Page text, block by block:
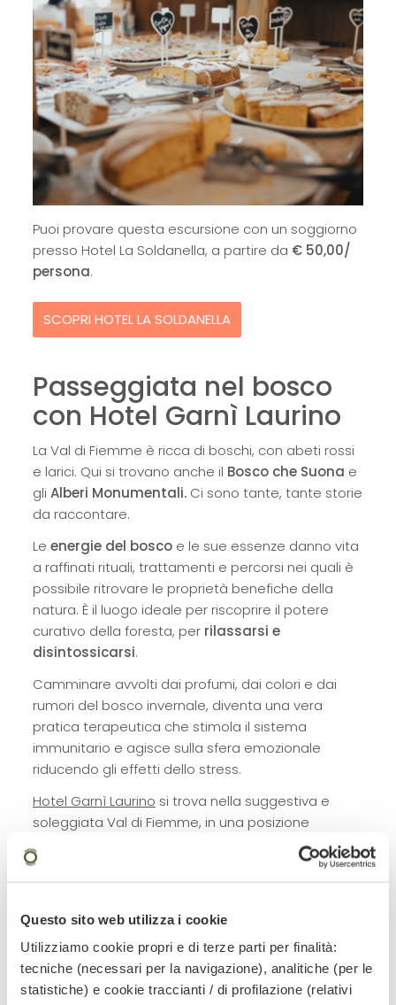
Questo sito web utilizza i cookie
Utilizziamo cookie propri e di terze parti per finalità:
tecniche (necessari per la navigazione), analitiche (per le
statistiche) e cookie traccianti / di profilazione (relativi
Puoi provare questa escursione con un soggiorno
presso Hotel La Soldanella, a partire da € 50,00/
persona.
SCOPRI HOTEL LA SOLDANELLA
Passeggiata nel bosco
con Hotel Garnì Laurino
La Val di Fiemme è ricca di boschi, con abeti rossi
e larici. Qui si trovano anche il Bosco che Suona e
gli Alberi Monumentali. Ci sono tante, tante storie
da raccontare.
Le energie del bosco e le sue essenze danno vita
a raffinati rituali, trattamenti e percorsi nei quali è
possibile ritrovare le proprietà benefiche della
natura. È il luogo ideale per riscoprire il potere
curativo della foresta, per rilassarsi e
disintossicarsi.
Camminare avvolti dai profumi, dai colori e dai
rumori del bosco invernale, diventa una vera
pratica terapeutica che stimola il sistema
immunitario e agisce sulla sfera emozionale
riducendo gli effetti dello stress.
Hotel Garnì Laurino si trova nella suggestiva e
soleggiata Val di Fiemme, in una posizione
strategica per fare rilassanti passeggiate
ed escursioni in quota.